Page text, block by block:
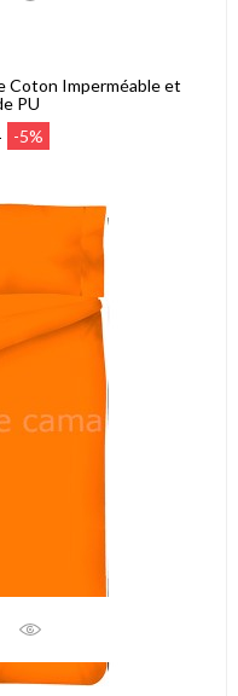
Coton Imperméable et
PU
-5%